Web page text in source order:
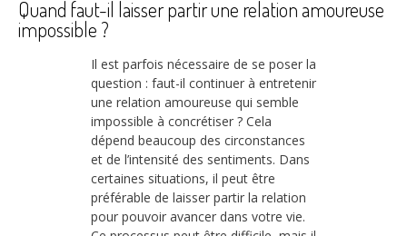
Quand faut-il laisser partir une relation amoureuse
impossible ?
Il est parfois nécessaire de se poser la
question : faut-il continuer à entretenir
une relation amoureuse qui semble
impossible à concrétiser ? Cela
dépend beaucoup des circonstances
et de l’intensité des sentiments. Dans
certaines situations, il peut être
préférable de laisser partir la relation
pour pouvoir avancer dans votre vie.